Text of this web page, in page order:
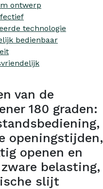
ontwerp
technologie
bedienbaar
van de
180 graden:
openingstijden,
openen en
belasting,
slijt